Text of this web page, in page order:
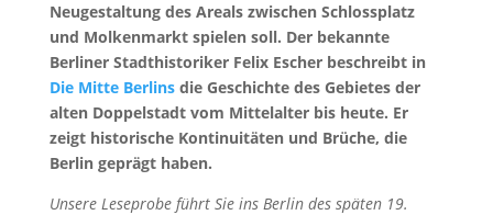
Neugestaltung des Areals zwischen Schlossplatz
und Molkenmarkt spielen soll. Der bekannte
Berliner Stadthistoriker Felix Escher beschreibt in
Die Mitte Berlinsdie Geschichte des Gebietes der
alten Doppelstadt vom Mittelalter bis heute. Er
zeigt historische Kontinuitäten und Brüche, die
Berlin geprägt haben.
Unsere Leseprobe führt Sie ins Berlin des späten 19.